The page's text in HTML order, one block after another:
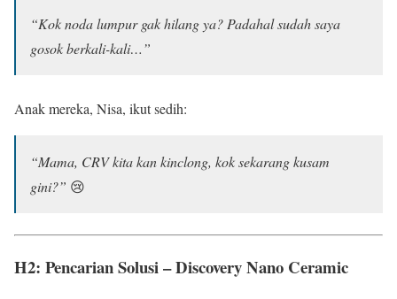
“Kok noda lumpur gak hilang ya? Padahal sudah saya
gosok berkali-kali…”
Anak mereka, Nisa, ikut sedih:
“Mama, CRV kita kan kinclong, kok sekarang kusam
gini?” 😢
H2: Pencarian Solusi – Discovery Nano Ceramic